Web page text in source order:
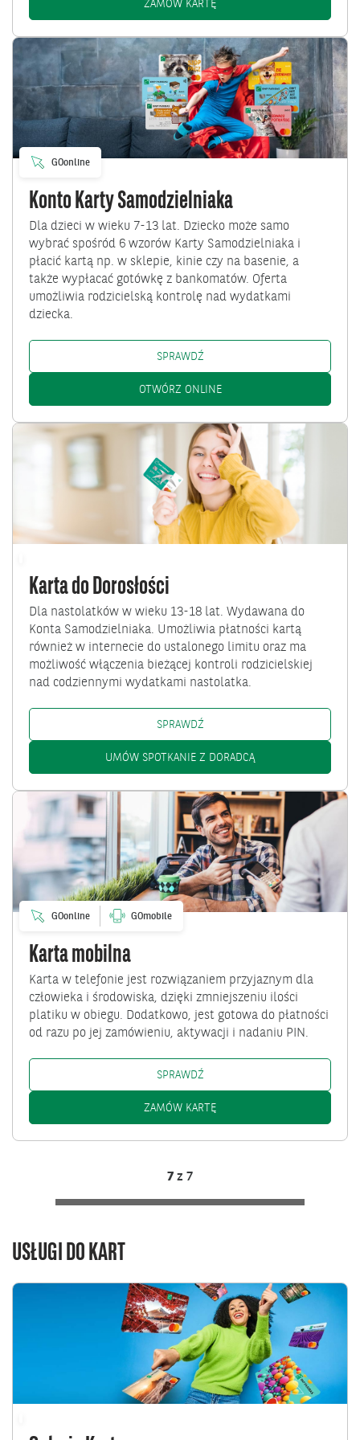
ZAMÓW KARTĘKARTA OTWARTA NA ŚWIAT:
Przejdź
Konto
Karty
Samodzielniaka
GOonline
Konto Karty Samodzielniaka
Dla dzieci w wieku 7-13 lat. Dziecko może samo
wybrać spośród 6 wzorów Karty Samodzielniaka i
płacić kartą np. w sklepie, kinie czy na basenie, a
także wypłacać gotówkę z bankomatów. Oferta
umożliwia rodzicielską kontrolę nad wydatkami
dziecka.
SPRAWDŹKONTO KARTY
OTWÓRZ ONLINEKONTO KARTY
Przejdź
Karta do Dorosłości
Dla nastolatków w wieku 13-18 lat. Wydawana do
Konta Samodzielniaka. Umożliwia płatności kartą
również w internecie do ustalonego limitu oraz ma
możliwość włączenia bieżącej kontroli rodzicielskiej
nad codziennymi wydatkami nastolatka.
SPRAWDŹKARTA DO DOROSŁOŚCI: /PL/
UMÓW SPOTKANIE Z DORADCĄKARTA DO
Przejdź
mobilna
GOonline GOmobile
Karta mobilna
Karta w telefonie jest rozwiązaniem przyjaznym dla
człowieka i środowiska, dzięki zmniejszeniu ilości
platiku w obiegu. Dodatkowo, jest gotowa do płatności
od razu po jej zamówieniu, aktywacji i nadaniu PIN.
SPRAWDŹKARTA MOBILNA: /KLIENCI-
ZAMÓW KARTĘKARTA MOBILNA: /KLIENCI-
7 z 7
USŁUGI DO KART
Przejdź